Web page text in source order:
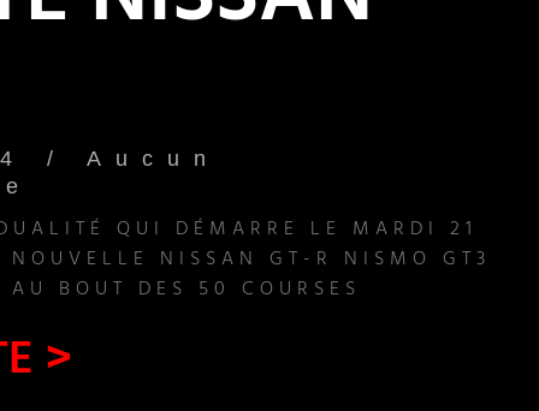
Aucun
QUI DÉMARRE LE MARDI 21
NISSAN GT-R NISMO GT3
BOUT DES 50 COURSES
>